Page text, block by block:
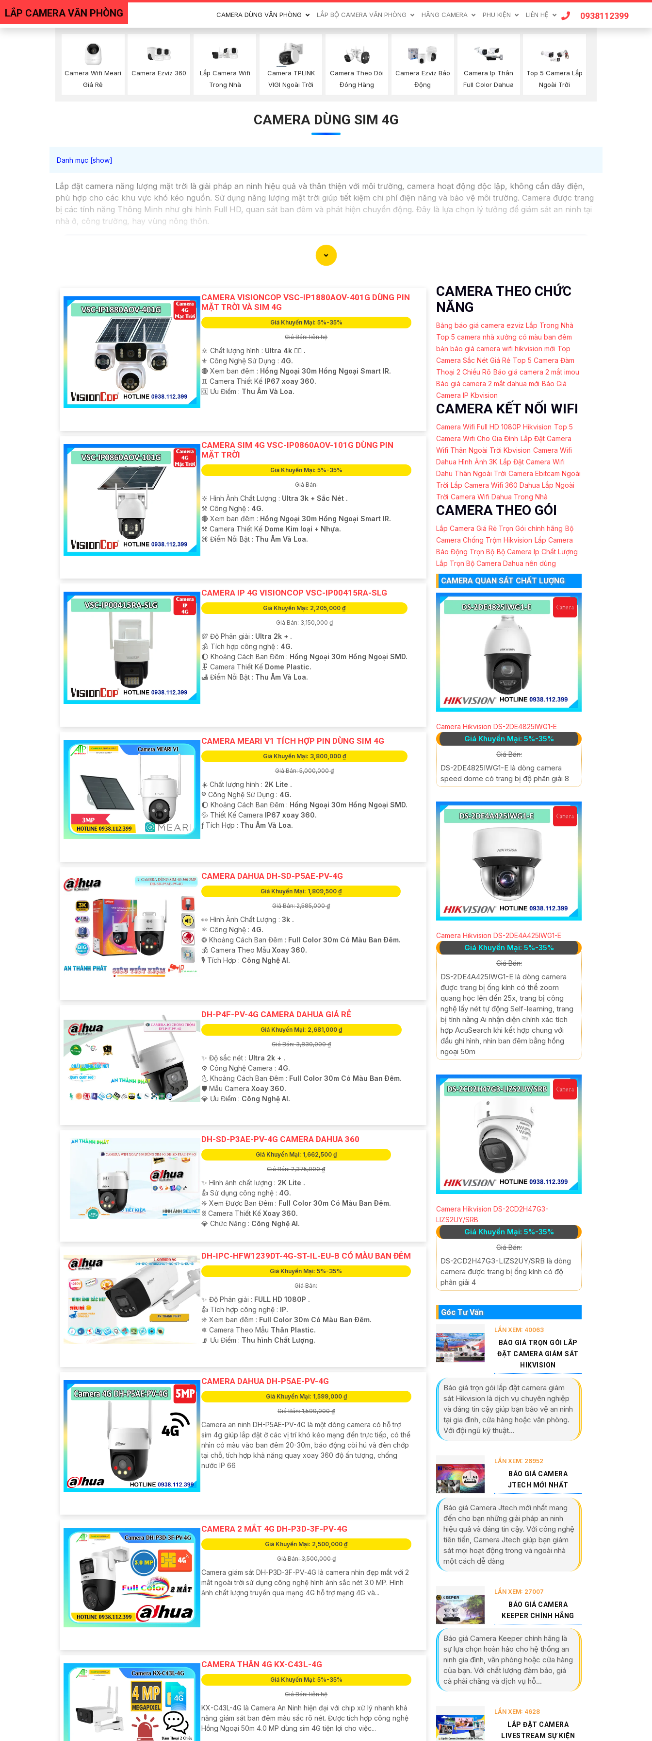
LẮP CAMERA VĂN PHÒNG CAMERA DÙNG VĂN PHÒNG LẮP BỘ CAMERA VĂN PHÒNG HÃNG CAMERA PHU KIỆN LIÊN HỆ 0938112399
Camera Wifi Meari
Giá Rẻ
Camera Ezviz 360
Lắp Camera Wifi
Trong Nhà
Camera TPLINK
VIGI Ngoài Trời
Camera Theo Dõi
Đóng Hàng
Camera Ezviz Báo
Động
Camera Ip Thân
Full Color Dahua
Top 5 Camera Lắp
Ngoài Trời
CAMERA DÙNG SIM 4G
Lắp đặt camera năng lượng mặt trời là giải pháp an ninh hiệu quả và thân thiện với môi trường, camera hoạt động độc lập, không cần dây điện,
phù hợp cho các khu vực khó kéo nguồn. Sử dụng năng lượng mặt trời giúp tiết kiệm chi phí điện năng và bảo vệ môi trường. Camera được trang
bị các tính năng Thông Minh như ghi hình Full HD, quan sát ban đêm và phát hiện chuyển động. Đây là lựa chọn lý tưởng để giám sát an ninh tại
nhà ở, công trường, hay vùng nông thôn.
CAMERA VISIONCOP VSC-IP1880AOV-401G DÙNG PIN
MẶT TRỜI VÀ SIM 4G
Giá Khuyến Mại: 5%-35%
Giá Bán: liên hệ
🔆 Chất lượng hình : Ultra 4k 👍🏾 .
⚜️ Công Nghệ Sử Dụng : 4G.
🔴 Xem ban đêm : Hồng Ngoại 30m Hồng Ngoại Smart IR.
♊ Camera Thiết Kế IP67 xoay 360.
️🆑 Ưu Điểm : Thu Âm Và Loa.
CAMERA SIM 4G VSC-IP0860AOV-101G DÙNG PIN
MẶT TRỜI
Giá Khuyến Mại: 5%-35%
Giá Bán:
🔆 Hình Ành Chất Lượng : Ultra 3k + Sắc Nét .
⚒ Công Nghệ : 4G.
🔴 Xem ban đêm : Hồng Ngoại 30m Hồng Ngoại Smart IR.
⚒ Camera Thiết Kế Dome Kim loại + Nhựa.
️⌘ Điểm Nỗi Bật : Thu Âm Và Loa.
CAMERA IP 4G VISIONCOP VSC-IP00415RA-SLG
Giá Khuyến Mại: 2,205,000 ₫
Giá Bán: 3,150,000 ₫
💯 Độ Phân giải : Ultra 2k + .
🕉️ Tích hợp công nghệ : 4G.
🌔 Khoảng Cách Ban Đêm : Hồng Ngoại 30m Hồng Ngoại SMD.
🗜️ Camera Thiết Kế Dome Plastic.
️🛃 Điểm Nỗi Bật : Thu Âm Và Loa.
CAMERA MEARI V1 TÍCH HỢP PIN DÙNG SIM 4G
Giá Khuyến Mại: 3,800,000 ₫
Giá Bán: 5,000,000 ₫
☀️ Chất lượng hình : 2K Lite .
®️ Công Nghệ Sử Dụng : 4G.
🌔 Khoảng Cách Ban Đêm : Hồng Ngoại 30m Hồng Ngoại SMD.
💦 Thiết Kế Camera IP67 xoay 360.
️ƒ Tích Hợp : Thu Âm Và Loa.
CAMERA DAHUA DH-SD-P5AE-PV-4G
Giá Khuyến Mại: 1,809,500 ₫
Giá Bán: 2,585,000 ₫
️
👀 Hình Ành Chất Lượng : 3k .
⚛️ Công Nghệ : 4G.
❂ Khoảng Cách Ban Đêm : Full Color 30m Có Màu Ban Ðêm.
🕉️ Camera Theo Mẫu Xoay 360.
️🎙 Tích Hợp : Công Nghệ AI.
DH-P4F-PV-4G CAMERA DAHUA GIÁ RẺ
Giá Khuyến Mại: 2,681,000 ₫
Giá Bán: 3,830,000 ₫
✨ Độ sắc nét : Ultra 2k + .
⚙ Công Nghệ Camera : 4G.
🌜 Khoảng Cách Ban Đêm : Full Color 30m Có Màu Ban Ðêm.
🛡 Mẫu Camera Xoay 360.
️💎 Ưu Điểm : Công Nghệ AI.
DH-SD-P3AE-PV-4G CAMERA DAHUA 360
Giá Khuyến Mại: 1,662,500 ₫
Giá Bán: 2,375,000 ₫
✨ Hình ảnh chất lượng : 2K Lite .
👍 Sử dụng công nghệ : 4G.
❈ Xem Được Ban Đêm : Full Color 30m Có Màu Ban Ðêm.
⛓ Camera Thiết Kế Xoay 360.
️💎 Chức Năng : Công Nghệ AI.
DH-IPC-HFW1239DT-4G-ST-IL-EU-B CÓ MÀU BAN ĐÊM
Giá Khuyến Mại: 5%-35%
Giá Bán:
✨ Độ Phân giải : FULL HD 1080P .
👍 Tích hợp công nghệ : IP.
❈ Xem ban đêm : Full Color 30m Có Màu Ban Ðêm.
❄ Camera Theo Mẫu Thân Plastic.
️📡 Ưu Điểm : Thu hình Chất Lượng.
CAMERA DAHUA DH-P5AE-PV-4G
Giá Khuyến Mại: 1,599,000 ₫
Giá Bán: 1,599,000 ₫
Camera an ninh DH-P5AE-PV-4G là một dòng camera có hỗ trợ
sim 4g giúp lắp đặt ở các vị trí khó kéo mạng đến trực tiếp, có thể
nhìn có màu vào ban đêm 20-30m, báo động còi hú và đèn chớp
tại chỗ, tích hợp khả năng quay xoay 360 độ ấn tượng, chống
nước IP 66
CAMERA 2 MẮT 4G DH-P3D-3F-PV-4G
Giá Khuyến Mại: 2,500,000 ₫
Giá Bán: 3,500,000 ₫
Camera giám sát DH-P3D-3F-PV-4G là camera nhìn đẹp mắt với 2
mắt ngoài trời sử dụng công nghệ hình ảnh sắc nét 3.0 MP. Hình
ảnh chất lượng truyền qua mạng 4G hỗ trợ mạng 4G và...
CAMERA THÂN 4G KX-C43L-4G
Giá Khuyến Mại: 5%-35%
Giá Bán: liên hệ
KX-C43L-4G là Camera An Ninh hiện đại với chip xử lý nhanh khả
năng giám sát ban đêm màu sắc rõ nét. Được tích hợp công nghệ
Hồng Ngoại 50m 4.0 MP dùng sim 4G tiện lợi cho việc...
CAMERA THEO CHỨC
NĂNG
Bảng báo giá camera ezviz Lắp Trong Nhà
Top 5 camera nhà xưởng có màu ban đêm
bản báo giá camera wifi hikvision mới Top
Camera Sắc Nét Giá Rẻ Top 5 Camera Đàm
Thoại 2 Chiều Rõ Báo giá camera 2 mắt imou
Báo giá camera 2 mắt dahua mới Báo Giá
Camera IP Kbvision
CAMERA KẾT NỐI WIFI
Camera Wifi Full HD 1080P Hikvision Top 5
Camera Wifi Cho Gia Đình Lắp Đặt Camera
Wifi Thân Ngoài Trời Kbvision Camera Wifi
Dahua Hình Ảnh 3K Lắp Đặt Camera Wifi
Dahu Thân Ngoài Trời Camera Ebitcam Ngoài
Trời Lắp Camera Wifi 360 Dahua Lắp Ngoài
Trời Camera Wifi Dahua Trong Nhà
CAMERA THEO GÓI
Lắp Camera Giá Rẻ Trọn Gói chính hãng Bộ
Camera Chống Trộm Hikvision Lắp Camera
Báo Động Trọn Bộ Bộ Camera Ip Chất Lượng
Lắp Trọn Bộ Camera Dahua nên dùng
CAMERA QUAN SÁT CHẤT LƯỢNG
Camera Hikvision DS-2DE4825IWG1-E
Giá Khuyến Mại: 5%-35%
Giá Bán:
DS-2DE4825IWG1-E là dòng camera
speed dome có trang bị độ phân giải 8
Camera Hikvision DS-2DE4A425IWG1-E
Giá Khuyến Mại: 5%-35%
Giá Bán:
DS-2DE4A425IWG1-E là dòng camera
được trang bị ống kính có thể zoom
quang học lên đến 25x, trang bị công
nghệ lấy nét tự động Self-learning, trang
bị tính năng Ai nhận diện chính xác tích
hợp AcuSearch khi kết hợp chung với
đầu ghi hình, nhìn ban đêm bằng hồng
ngoại 50m
Camera Hikvision DS-2CD2H47G3-
LIZS2UY/SRB
Giá Khuyến Mại: 5%-35%
Giá Bán:
DS-2CD2H47G3-LIZS2UY/SRB là dòng
camera được trang bị ống kính có độ
phân giải 4
Góc Tư Vấn
LẦN XEM: 40063
BÁO GIÁ TRỌN GÓI LẮP
ĐẶT CAMERA GIÁM SÁT
HIKVISION
Báo giá trọn gói lắp đặt camera giám
sát Hikvision là dịch vụ chuyên nghiệp
và đáng tin cậy giúp bạn bảo vệ an ninh
tại gia đình, cửa hàng hoặc văn phòng.
Với đội ngũ kỹ thuật...
LẦN XEM: 26952
BÁO GIÁ CAMERA
JTECH MỚI NHẤT
Báo giá Camera Jtech mới nhất mang
đến cho bạn những giải pháp an ninh
hiệu quả và đáng tin cậy. Với công nghệ
tiên tiến, Camera Jtech giúp bạn giám
sát mọi hoạt động trong và ngoài nhà
một cách dễ dàng
LẦN XEM: 27007
BÁO GIÁ CAMERA
KEEPER CHÍNH HÃNG
Báo giá Camera Keeper chính hãng là
sự lựa chọn hoàn hảo cho hệ thống an
ninh gia đình, văn phòng hoặc cửa hàng
của bạn. Với chất lượng đảm bảo, giá
cả phải chăng và dịch vụ hỗ...
LẦN XEM: 4628
LẮP ĐẶT CAMERA
LIVESTREAM SỰ KIỆN